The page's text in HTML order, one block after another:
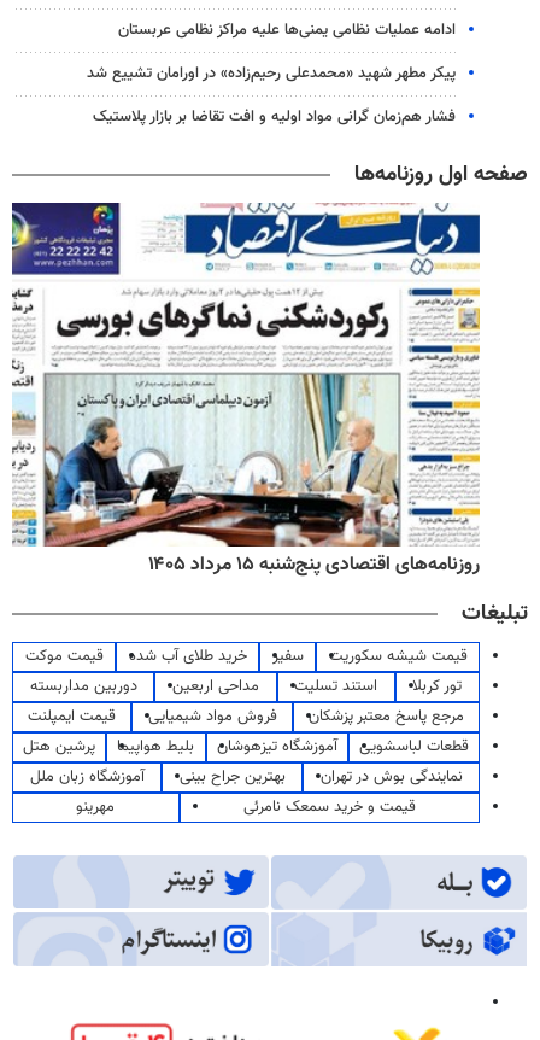
ادامه عملیات نظامی یمنی‌ها علیه مراکز نظامی عربستان
پیکر مطهر شهید «محمدعلی رحیم‌زاده» در اورامان تشییع شد
فشار هم‌زمان گرانی مواد اولیه و افت تقاضا بر بازار پلاستیک
صفحه اول روزنامه‌ها
روزنامه‌های اقتصادی پنج‌شنبه ۱۵ مرداد ۱۴۰۵
تبلیغات
قیمت شیشه سکوریت سفیر خرید طلای آب شده
قیمت موکت
تور کربلا
استند تسلیت مداحی اربعین
دوربین مداربسته
مرجع پاسخ معتبر پزشکان
فروش مواد شیمیایی
قیمت ایمپلنت
قطعات لباسشویی
آموزشگاه تیزهوشان بلیط هواپیما
پرشین هتل
نمایندگی بوش در تهران
بهترین جراح بینی
آموزشگاه زبان ملل
قیمت و خرید سمعک نامرئی
مهرینو